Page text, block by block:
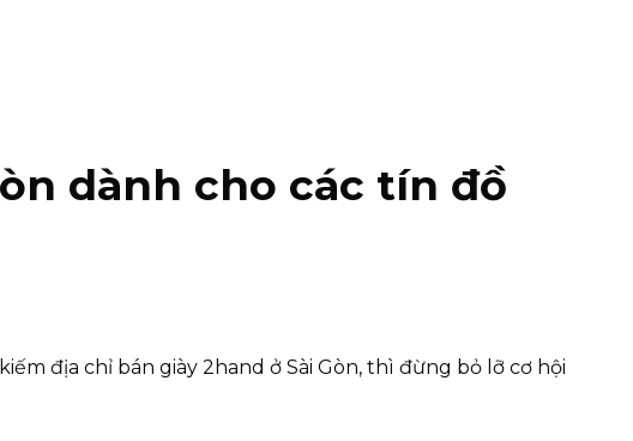
dành cho các tín đồ
địa chỉ bán giày 2hand ở Sài Gòn, thì đừng bỏ lỡ cơ hội